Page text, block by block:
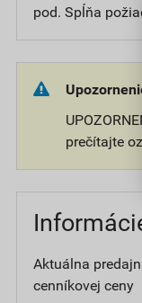
pod. Spĺňa
prečítajte
Aktuálna
cenníkovej ceny